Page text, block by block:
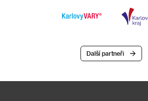
Další partneři